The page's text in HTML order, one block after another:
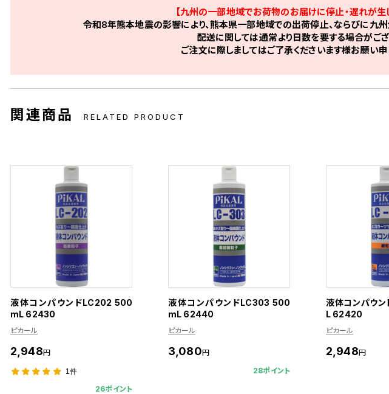
【九州の一部地域でお荷物のお届けに停止・遅れが生
令和8年熊本地震の影響により、熊本県一部地域での出荷停止、ならびに九州
配送に関しては通常より日数を要する場合がござ
ご注文に際しましてはご了承くださいます様お願い申
関連商品 RELATED PRODUCT
液体コンパウンドLC202 500
mL 62430
ピカール
2,948円
1件
26ポイント
液体コンパウンドLC303 500
mL 62440
ピカール
3,080円
28ポイント
液体コンパウ
L 62420
ピカール
2,948円